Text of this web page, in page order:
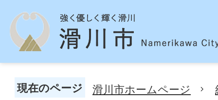
現在のページ 滑川市ホームページ